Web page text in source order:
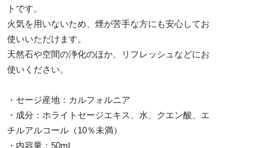
トです。
火気を用いないため、煙が苦手な方にも安心してお
使いいただけます。
天然石や空間の浄化のほか、リフレッシュなどにお
使いください。
・セージ産地：カルフォルニア
・成分：ホライトセージエキス、水、クエン酸、エ
チルアルコール（10％未満）
・内容量：50ml